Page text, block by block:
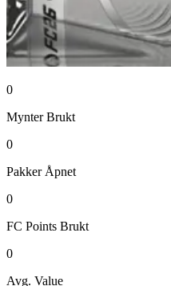
0
Mynter Brukt
0
Pakker Åpnet
0
FC Points Brukt
0
Avg. Value